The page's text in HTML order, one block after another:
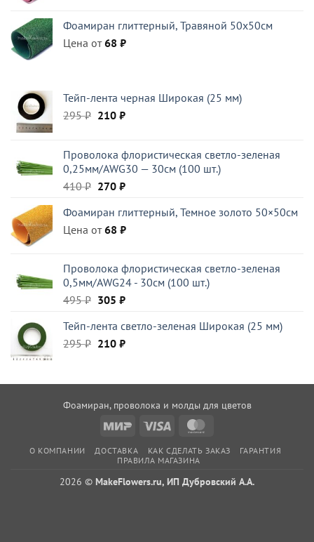
Фоамиран глиттерный, Травяной 50x50см
Цена от68 ₽
Тейп-лента черная Широкая (25 мм)
295₽ Первоначальная
295 ₽.
210 ₽Текущая
Проволока флористическая светло-зеленая
0,25мм/AWG30 — 30см (100 шт.)
410₽ Первоначальная
составляла
410 ₽.
270 ₽Текущая
270 ₽.
Фоамиран глиттерный, Темное золото 50×50см
Цена от68 ₽
Проволока флористическая светло-зеленая
0,5мм/AWG24 - 30см (100 шт.)
495₽ Первоначальная
составляла
495 ₽.
305 ₽Текущая
305 ₽.
Тейп-лента светло-зеленая Широкая (25 мм)
295₽ Первоначальная
295 ₽.
210 ₽Текущая
Фоамиран, проволока и молды для цветов
Mir
Visa
О КОМПАНИИ ДОСТАВКА КАК СДЕЛАТЬ ЗАКАЗ
ГАРАНТИЯ
ПРАВИЛА МАГАЗИНА
2026 © MakeFlowers.ru, ИП Дубровский А.А.